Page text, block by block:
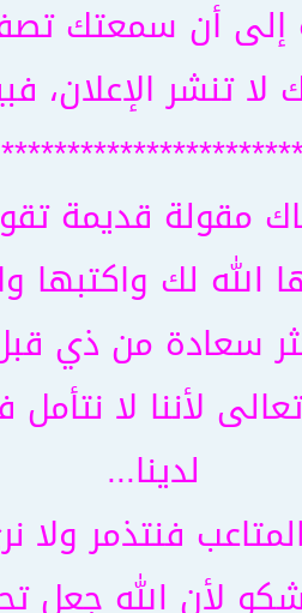
إلى أن سمعتك
تنشر الإعلان،
مقولة قديمة
الله لك
سعادة من ذي
لأننا لا
لدينا...
فنتذمر ولا
لأن الله جعل